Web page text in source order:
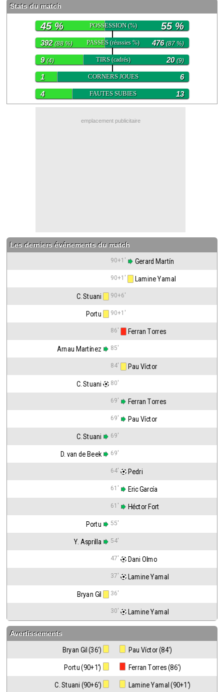
Stats du match
POSSESSION(%)
45 % 55 %
PASSES(réussies %)
392(88 %) 476(87 %)
TIRS(cadrés)
9(4) 20(9)
CORNERS JOUES
1 6
FAUTES SUBIES
4 13
emplacement publicitaire
Les derniers événements du match
90+1' Gerard Martín
90+1' Lamine Yamal
C. Stuani 90+6'
Portu 90+1'
86' Ferran Torres
Arnau Martínez 85'
84' Pau Víctor
C. Stuani 80'
69' Ferran Torres
69' Pau Víctor
C. Stuani 69'
D. van de Beek 69'
64' Pedri
61' Eric García
61' Héctor Fort
Portu 55'
Y. Asprilla 54'
47' Dani Olmo
37' Lamine Yamal
Bryan Gil 36'
30' Lamine Yamal
Avertissements
Bryan Gil (36') Pau Víctor (84')
Portu (90+1') Ferran Torres (86')
C. Stuani (90+6') Lamine Yamal (90+1')
Contact / Signaler un bug
Recrutement Maxifoot
Mentions légales
site web Maxifoot.fr